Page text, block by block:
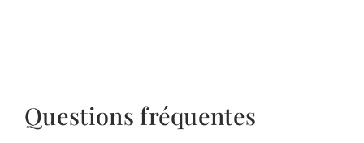
Questions fréquentes